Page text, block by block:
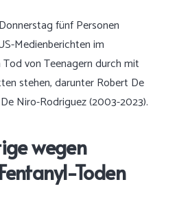
fünf Personen
Medienberichten im
von Teenagern durch mit
stehen, darunter Robert De
Niro-Rodriguez (2003-2023).
wegen
Toden